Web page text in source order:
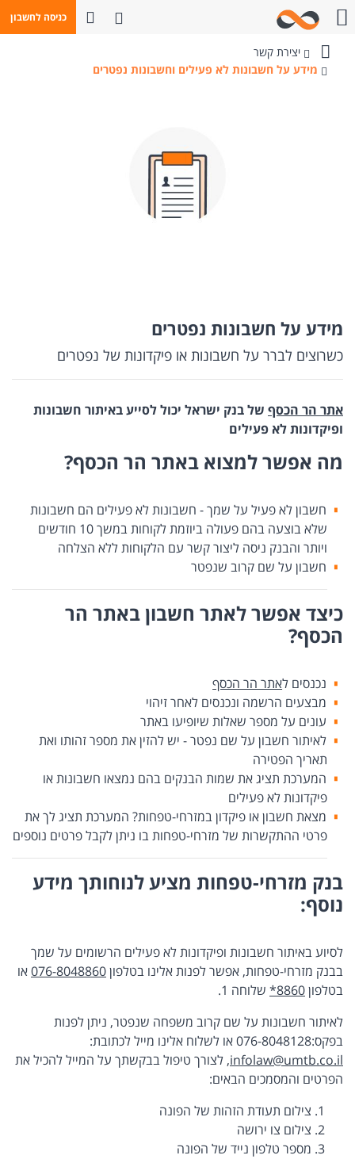
כניסה לחשבון
פתח חיפושחייגו אלינו
בנק
יצירת קשר
מידע על חשבונות לא פעילים וחשבונות נפטרים
מידע על חשבונות נפטרים
כשרוצים לברר על חשבונות או פיקדונות של נפטרים
אתר הר הכסף של בנק ישראל יכול לסייע באיתור חשבונות
ופיקדונות לא פעילים
מה אפשר למצוא באתר הר הכסף?
חשבון לא פעיל על שמך - חשבונות לא פעילים הם חשבונות
שלא בוצעה בהם פעולה ביוזמת לקוחות במשך 10 חודשים
ויותר והבנק ניסה ליצור קשר עם הלקוחות ללא הצלחה
חשבון על שם קרוב שנפטר
כיצד אפשר לאתר חשבון באתר הר
הכסף?
נכנסים לאתר הר הכסף
מבצעים הרשמה ונכנסים לאחר זיהוי
עונים על מספר שאלות שיופיעו באתר
לאיתור חשבון על שם נפטר - יש להזין את מספר זהותו ואת
תאריך הפטירה
המערכת תציג את שמות הבנקים בהם נמצאו חשבונות או
פיקדונות לא פעילים
מצאת חשבון או פיקדון במזרחי-טפחות? המערכת תציג לך את
פרטי ההתקשרות של מזרחי-טפחות בו ניתן לקבל פרטים נוספים
בנק מזרחי-טפחות מציע לנוחותך מידע
נוסף:​
לסיוע באיתור חשבונות ופיקדונות לא פעילים הרשומים על שמך
בבנק מזרחי-טפחות, אפשר לפנות אלינו בטלפון076-8048860או
בטלפון*8860 שלוחה 1.
לאיתור חשבונות על שם קרוב משפחה שנפטר, ניתן לפנות
בפקס:076-8048128 או לשלוח אלינו מייל לכתובת:
infolaw@umtb.co.il, לצורך טיפול בבקשתך על המייל להכיל את
הפרטים והמסמכים הבאים:
צילום תעודת הזהות של הפונה
צילום צו ירושה
מספר טלפון נייד של הפונה